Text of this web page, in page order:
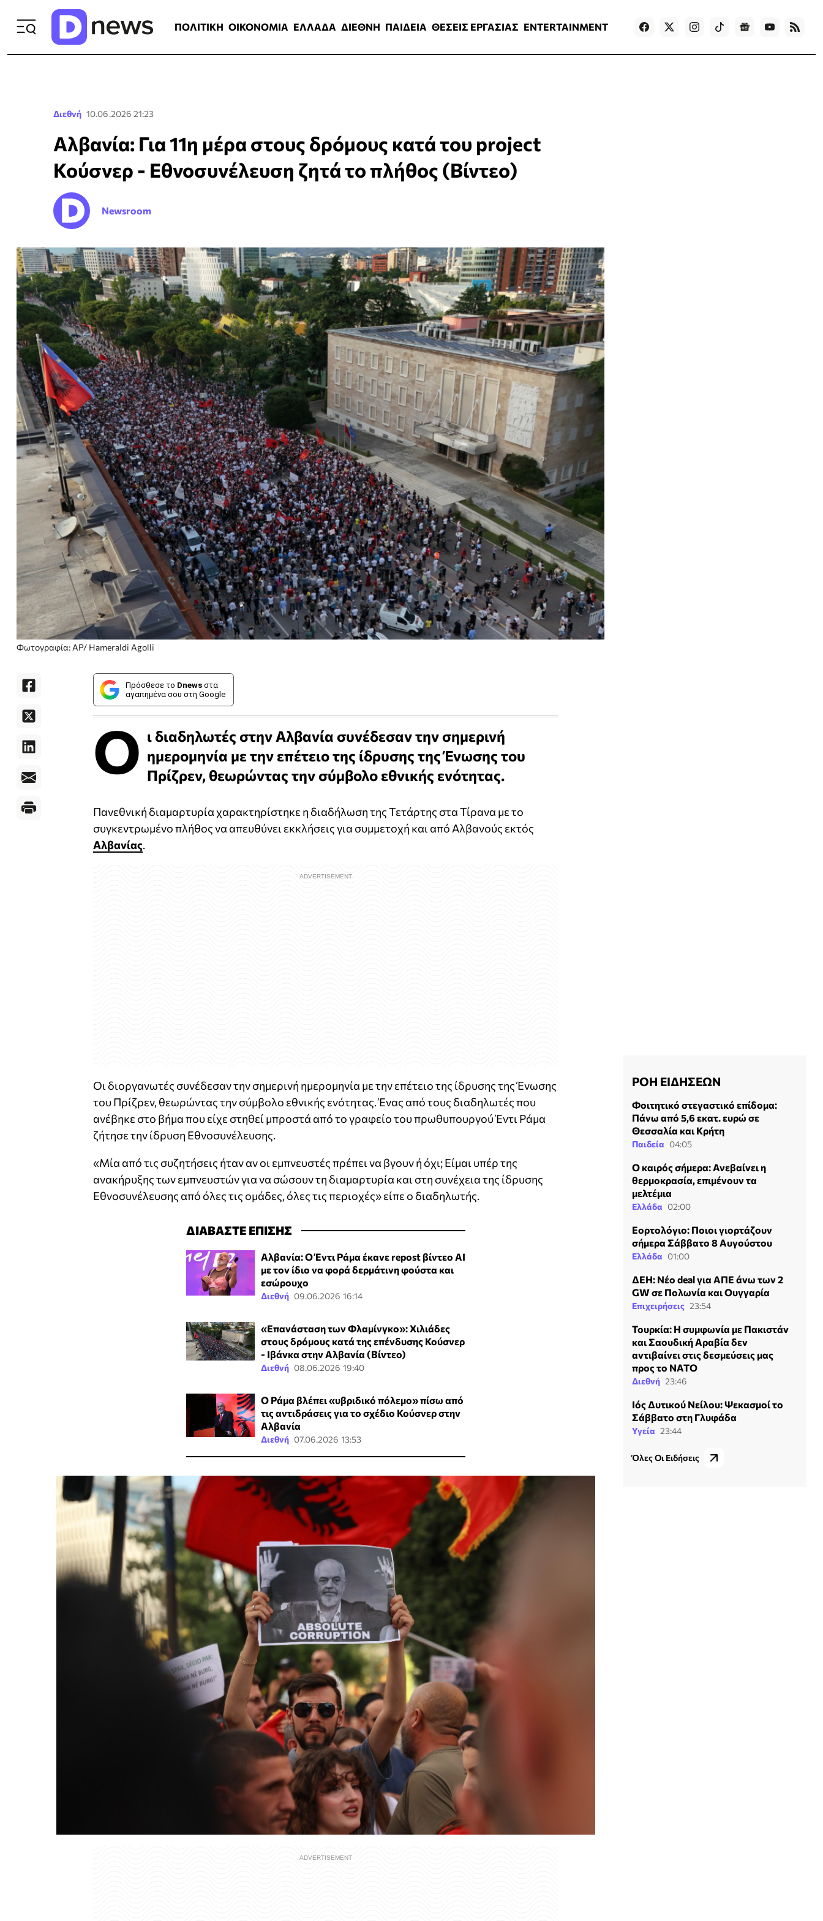
ΠΟΛΙΤΙΚΗ ΟΙΚΟΝΟΜΙΑ ΕΛΛΑΔΑ ΔΙΕΘΝΗ ΠΑΙΔΕΙΑ ΘΕΣΕΙΣ ΕΡΓΑΣΙΑΣ ENTERTAINMENT Games
Διεθνή 10.06.2026 21:23
Αλβανία: Για 11η μέρα στους δρόμους κατά του project
Κούσνερ - Εθνοσυνέλευση ζητά το πλήθος (Βίντεο)
Newsroom
Φωτογραφία: AP/ Hameraldi Agolli
Πρόσθεσε το Dnews στα
αγαπημένα σου στη Google
Ο ι διαδηλωτές στην Αλβανία συνέδεσαν την σημερινή
ημερομηνία με την επέτειο της ίδρυσης της Ένωσης του
Πρίζρεν, θεωρώντας την σύμβολο εθνικής ενότητας.
Πανεθνική διαμαρτυρία χαρακτηρίστηκε η διαδήλωση της Τετάρτης στα Τίρανα με το
συγκεντρωμένο πλήθος να απευθύνει εκκλήσεις για συμμετοχή και από Αλβανούς εκτός
Αλβανίας.
Οι διοργανωτές συνέδεσαν την σημερινή ημερομηνία με την επέτειο της ίδρυσης της Ένωσης
του Πρίζρεν, θεωρώντας την σύμβολο εθνικής ενότητας. Ένας από τους διαδηλωτές που
ανέβηκε στο βήμα που είχε στηθεί μπροστά από το γραφείο του πρωθυπουργού Έντι Ράμα
ζήτησε την ίδρυση Εθνοσυνέλευσης.
«Μία από τις συζητήσεις ήταν αν οι εμπνευστές πρέπει να βγουν ή όχι; Είμαι υπέρ της
ανακήρυξης των εμπνευστών για να σώσουν τη διαμαρτυρία και στη συνέχεια της ίδρυσης
Εθνοσυνέλευσης από όλες τις ομάδες, όλες τις περιοχές» είπε ο διαδηλωτής.
ΔΙΑΒΑΣΤΕ ΕΠΙΣΗΣ
Αλβανία: Ο Έντι Ράμα έκανε repost βίντεο AI
με τον ίδιο να φορά δερμάτινη φούστα και
εσώρουχο
Διεθνή 09.06.2026 16:14
«Επανάσταση των Φλαμίνγκο»: Χιλιάδες
στους δρόμους κατά της επένδυσης Κούσνερ
- Ιβάνκα στην Αλβανία (Βίντεο)
Διεθνή 08.06.2026 19:40
Ο Ράμα βλέπει «υβριδικό πόλεμο» πίσω από
τις αντιδράσεις για το σχέδιο Κούσνερ στην
Αλβανία
Διεθνή 07.06.2026 13:53
ΡΟΗ ΕΙΔΗΣΕΩΝ
Φοιτητικό στεγαστικό επίδομα:
Πάνω από 5,6 εκατ. ευρώ σε
Θεσσαλία και Κρήτη
Παιδεία 04:05
Ο καιρός σήμερα: Ανεβαίνει η
θερμοκρασία, επιμένουν τα
μελτέμια
Ελλάδα 02:00
Εορτολόγιο: Ποιοι γιορτάζουν
σήμερα Σάββατο 8 Αυγούστου
Ελλάδα 01:00
ΔΕΗ: Νέο deal για ΑΠΕ άνω των 2
GW σε Πολωνία και Ουγγαρία
Επιχειρήσεις 23:54
Τουρκία: Η συμφωνία με Πακιστάν
και Σαουδική Αραβία δεν
αντιβαίνει στις δεσμεύσεις μας
προς το ΝΑΤΟ
Διεθνή 23:46
Ιός Δυτικού Νείλου: Ψεκασμοί το
Σάββατο στη Γλυφάδα
Υγεία 23:44
Όλες Οι Ειδήσεις